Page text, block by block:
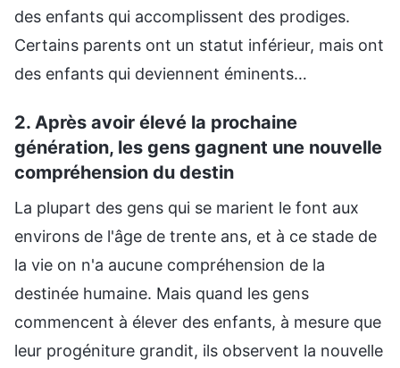
des enfants qui accomplissent des prodiges.
Certains parents ont un statut inférieur, mais ont
des enfants qui deviennent éminents…
2. Après avoir élevé la prochaine
génération, les gens gagnent une nouvelle
compréhension du destin
La plupart des gens qui se marient le font aux
environs de l'âge de trente ans, et à ce stade de
la vie on n'a aucune compréhension de la
destinée humaine. Mais quand les gens
commencent à élever des enfants, à mesure que
leur progéniture grandit, ils observent la nouvelle